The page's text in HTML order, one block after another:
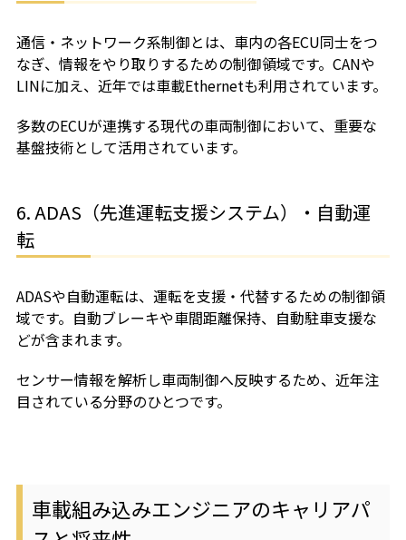
通信・ネットワーク系制御とは、車内の各ECU同士をつ
なぎ、情報をやり取りするための制御領域です。CANや
LINに加え、近年では車載Ethernetも利用されています。
多数のECUが連携する現代の車両制御において、重要な
基盤技術として活用されています。
6. ADAS（先進運転支援システム）・自動運
転
ADASや自動運転は、運転を支援・代替するための制御領
域です。自動ブレーキや車間距離保持、自動駐車支援な
どが含まれます。
センサー情報を解析し車両制御へ反映するため、近年注
目されている分野のひとつです。
車載組み込みエンジニアのキャリアパ